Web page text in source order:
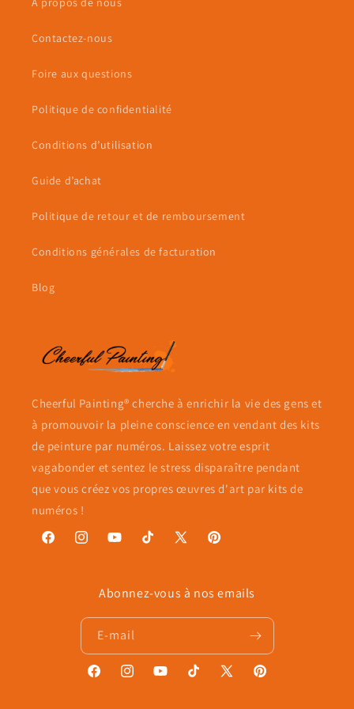
Contactez-nous
Foire aux questions
Politique de confidentialité
Conditions d’utilisation
Guide d’achat
Politique de retour et de remboursement
Conditions générales de facturation
Blog
Cheerful Painting® cherche à enrichir la vie des gens et
à promouvoir la pleine conscience en vendant des kits
de peinture par numéros. Laissez votre esprit
vagabonder et sentez le stress disparaître pendant
que vous créez vos propres œuvres d'art par kits de
numéros !
FacebookInstagramYouTubeTikTok
X
Pinterest
Abonnez-vous à nos emails
E-mail
FacebookInstagramYouTubeTikTok
X
Pinterest